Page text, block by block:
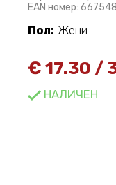
EAN номер:
Пол: Жени
€ 17.30 /
НАЛИЧЕН